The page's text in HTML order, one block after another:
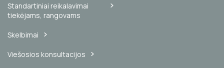
Standartiniai reikalavimai
tiekėjams, rangovams
Skelbimai
Viešosios konsultacijos